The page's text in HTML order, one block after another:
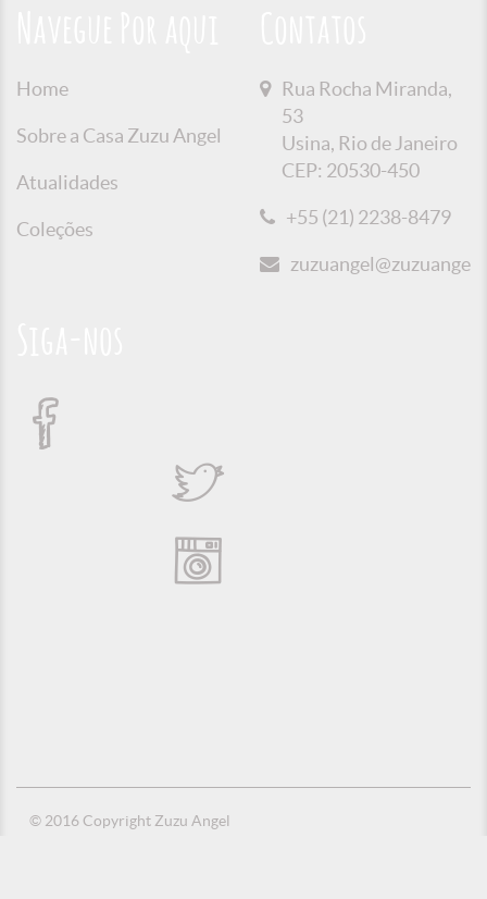
Home
Sobre a Casa Zuzu Angel
Atualidades
Coleções
Rua Rocha Miranda,
53
Usina, Rio de Janeiro
CEP: 20530-450
+55 (21) 2238-8479
© 2016 Copyright Zuzu Angel